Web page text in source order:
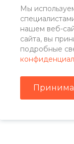
Мы
нашем веб-
сайта, вы
подробные